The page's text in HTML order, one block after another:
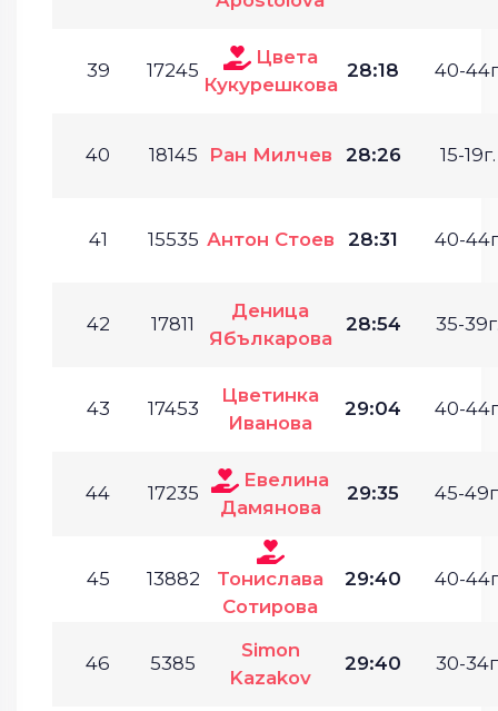
39 17245
Цвета
Кукурешкова
28:18 40-
40 18145 Ран Милчев 28:26 15-19г.
41 15535 Антон Стоев 28:31 40-
42 17811
Деница
Ябълкарова
28:54 35-
43 17453
Цветинка
Иванова
29:04 40-
44 17235
Евелина
Дамянова
29:35 45-
45 13882
Тонислава
Сотирова
29:40 40-
46 5385
Simon
Kazakov
29:40 30-